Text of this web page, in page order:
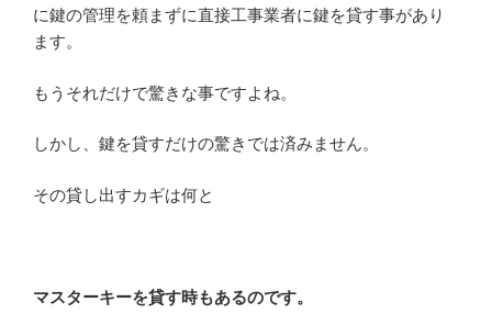
に鍵の管理を頼まずに直接工事業者に鍵を貸す事があり
ます。
もうそれだけで驚きな事ですよね。
しかし、鍵を貸すだけの驚きでは済みません。
その貸し出すカギは何と
マスターキーを貸す時もあるのです。